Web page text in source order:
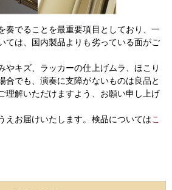
奏でることを最重要項目としており、一
ては、国内製品よりも劣っている面がご
やキズ、ラッカーの仕上げムラ、ほこり
合でも、演奏に支障がないものは良品と
理解いただけますよう、お願い申し上げ
えお届けいたします。検品についてはこ